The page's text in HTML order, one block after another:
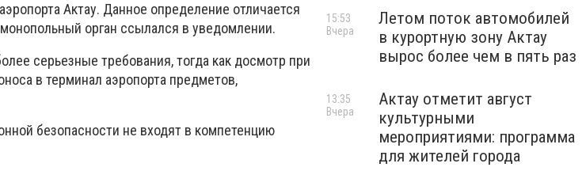
Актау. Данное определение отличается
орган ссылался в уведомлении.
серьезные требования, тогда как досмотр при
в терминал аэропорта предметов,
безопасности не входят в компетенцию
Летом поток автомобилей
в курортную зону Актау
вырос более чем в пять раз
15:53
Вчера
Актау отметит август
культурными
мероприятиями: программа
для жителей города
13:35
Вчера